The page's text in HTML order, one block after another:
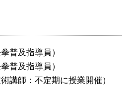
及指導員）
普及指導員）
講師：不定期に授業開催）